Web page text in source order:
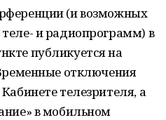
(и возможных
и радиопрограмм) в
публикуется на
отключения
телезрителя, а
в мобильном